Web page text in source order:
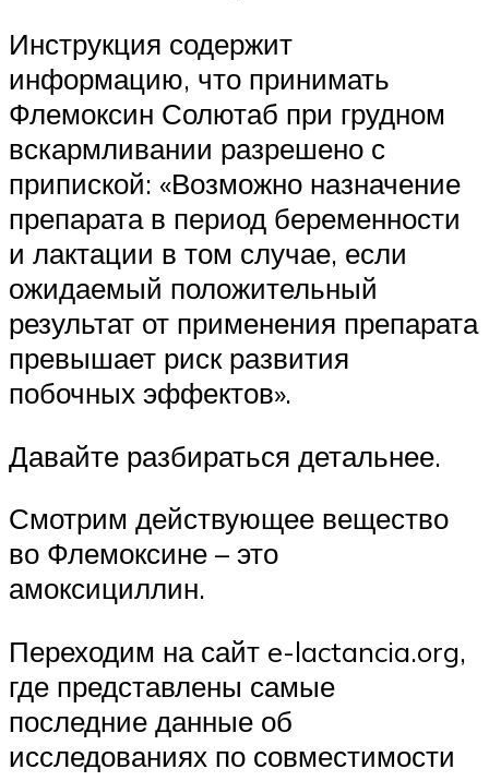
Инструкция содержит
информацию, что принимать
Флемоксин Солютаб при грудном
вскармливании разрешено с
припиской: «Возможно назначение
препарата в период беременности
и лактации в том случае, если
ожидаемый положительный
результат от применения препарата
превышает риск развития
побочных эффектов».
Давайте разбираться детальнее.
Смотрим действующее вещество
во Флемоксине – это
амоксициллин.
Переходим на сайт e-lactancia.org,
где представлены самые
последние данные об
исследованиях по совместимости